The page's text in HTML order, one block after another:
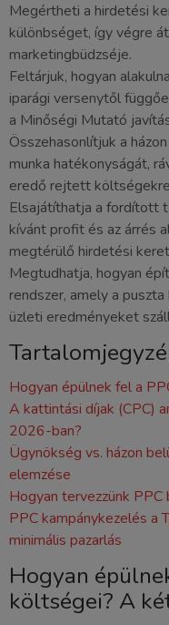
Megértheti a hirdetési
különbséget, így végre
marketingbüdzséje.
Feltárjuk, hogyan
iparági versenytől
a Minőségi Mutató
Összehasonlítjuk a
munka hatékonyságát,
eredő rejtett
Elsajátíthatja a fordított
kívánt profit és az árrés
megtérülő hirdetési
Megtudhatja, hogyan
rendszer, amely a
üzleti eredményeket
Hogyan épülnek fel a
A kattintási díjak (CPC)
2026-ban?
Ügynökség vs. házon
elemzése
Hogyan tervezzünk
PPC kampánykezelés a
minimális pazarlás
Hogyan
költségei? A